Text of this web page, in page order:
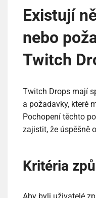
Existují
nebo
Twitch
Twitch Drops mají
a požadavky, které
Pochopení těchto
zajistit, že úspěšně
Kritéria